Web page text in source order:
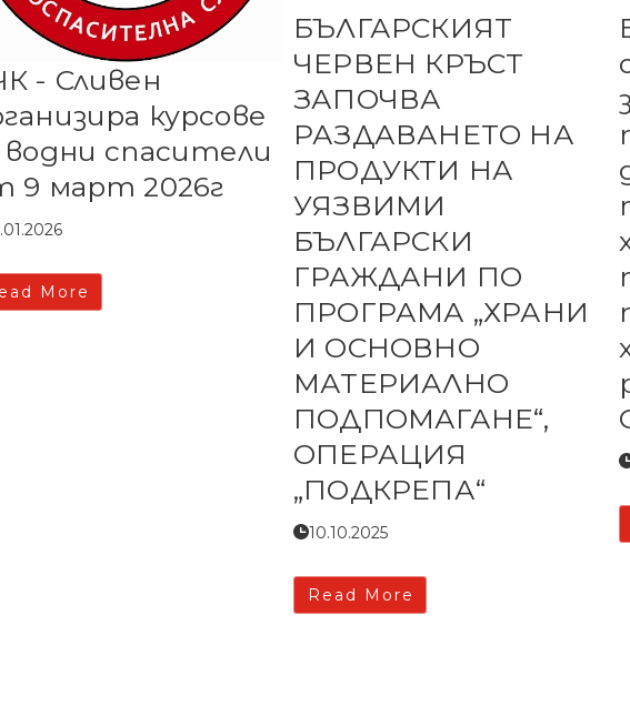
- Сливен
курсове
водни спасители
9 март 2026г
More
БЪЛГАРСКИЯТ
ЧЕРВЕН КРЪСТ
ЗАПОЧВА
РАЗДАВАНЕТО НА
ПРОДУКТИ НА
УЯЗВИМИ
БЪЛГАРСКИ
ГРАЖДАНИ ПО
ПРОГРАМА „ХРАНИ
И ОСНОВНО
МАТЕРИАЛНО
ПОДПОМАГАНЕ“,
ОПЕРАЦИЯ
„ПОДКРЕПА“
10.10.2025
Read More